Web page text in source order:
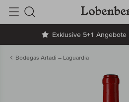
Exklusive 5+1 Angebote
Suche
Bodegas Artadi – Laguardia